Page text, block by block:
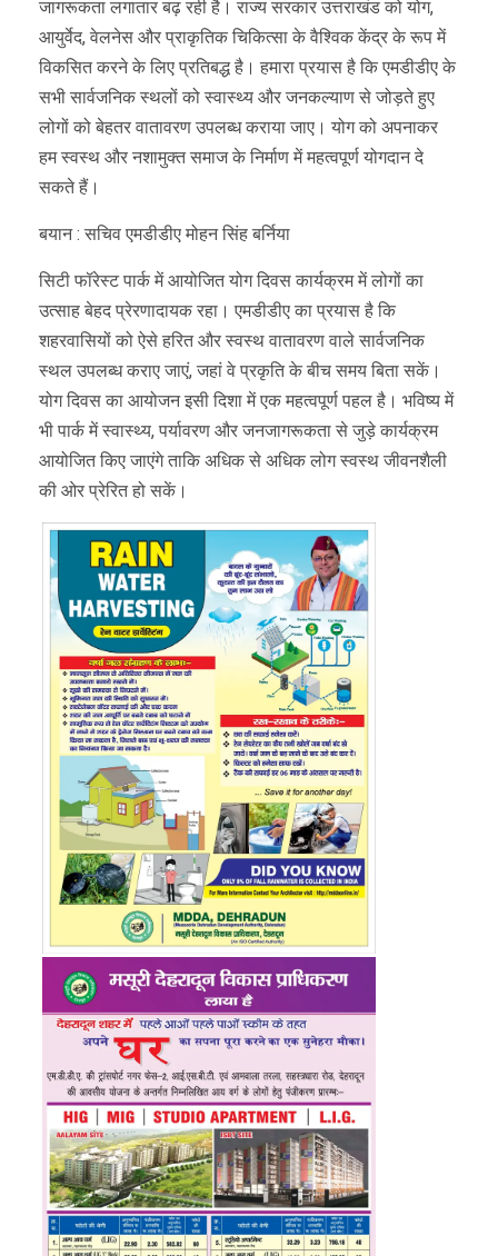
जागरूकता लगातार बढ़ रही है। राज्य सरकार उत्तराखंड को योग,
आयुर्वेद, वेलनेस और प्राकृतिक चिकित्सा के वैश्विक केंद्र के रूप में
विकसित करने के लिए प्रतिबद्ध है। हमारा प्रयास है कि एमडीडीए के
सभी सार्वजनिक स्थलों को स्वास्थ्य और जनकल्याण से जोड़ते हुए
लोगों को बेहतर वातावरण उपलब्ध कराया जाए। योग को अपनाकर
हम स्वस्थ और नशामुक्त समाज के निर्माण में महत्वपूर्ण योगदान दे
सकते हैं।
बयान : सचिव एमडीडीए मोहन सिंह बर्निया
सिटी फॉरेस्ट पार्क में आयोजित योग दिवस कार्यक्रम में लोगों का
उत्साह बेहद प्रेरणादायक रहा। एमडीडीए का प्रयास है कि
शहरवासियों को ऐसे हरित और स्वस्थ वातावरण वाले सार्वजनिक
स्थल उपलब्ध कराए जाएं, जहां वे प्रकृति के बीच समय बिता सकें।
योग दिवस का आयोजन इसी दिशा में एक महत्वपूर्ण पहल है। भविष्य में
भी पार्क में स्वास्थ्य, पर्यावरण और जनजागरूकता से जुड़े कार्यक्रम
आयोजित किए जाएंगे ताकि अधिक से अधिक लोग स्वस्थ जीवनशैली
की ओर प्रेरित हो सकें।